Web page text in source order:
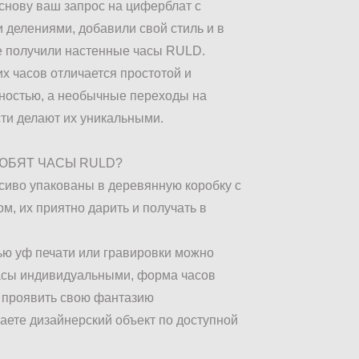
ваш запрос на циферблат с
добавили свой стиль и в
получили настенные часы RULD.
часов отличается простотой и
а необычные переходы на
делают их уникальными.
ЧАСЫ RULD?
упакованы в деревянную коробку с
их приятно дарить и получать в
уф печати или гравировки можно
индивидуальными, форма часов
проявить свою фантазию
дизайнерский объект по доступной